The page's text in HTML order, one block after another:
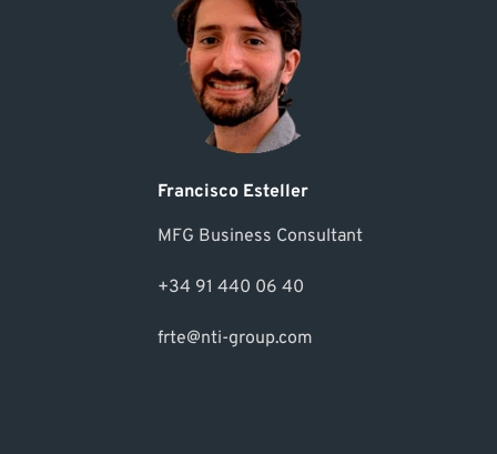
Francisco Esteller
MFG Business Consultant
+34 91 440 06 40
frte@nti-group.com